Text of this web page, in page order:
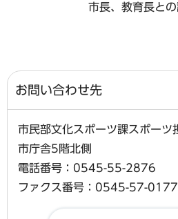
市長、教育長と
お問い合わせ先
市民部文化スポーツ課スポーツ
市庁舎5階北側
電話番号：0545-55-2876
ファクス番号：0545-57-0177